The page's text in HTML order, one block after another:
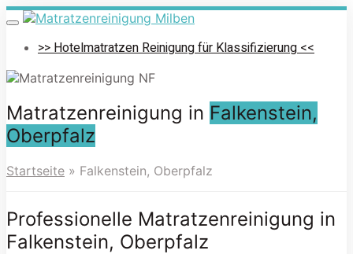
Skip
to
main
Toggle
navigation>> Hotelmatratzen Reinigung für Klassifizierung <<
Matratzenreinigung in Falkenstein,
Oberpfalz
Startseite » Falkenstein, Oberpfalz
Professionelle Matratzenreinigung in
Falkenstein, Oberpfalz